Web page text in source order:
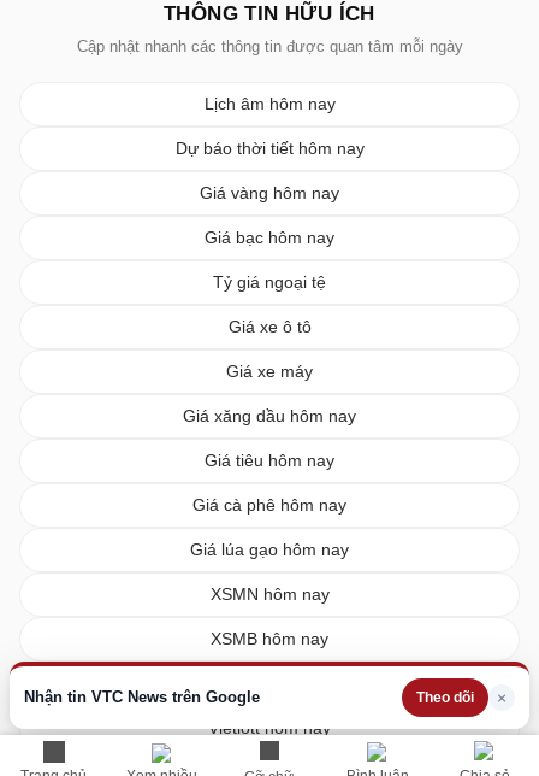
Nhận tin VTC News trên Google Theo dõi ×
THÔNG TIN HỮU ÍCH
Cập nhật nhanh các thông tin được quan tâm mỗi ngày
Lịch âm hôm nay
Dự báo thời tiết hôm nay
Giá vàng hôm nay
Giá bạc hôm nay
Tỷ giá ngoại tệ
Giá xe ô tô
Giá xe máy
Giá xăng dầu hôm nay
Giá tiêu hôm nay
Giá cà phê hôm nay
Giá lúa gạo hôm nay
XSMN hôm nay
XSMB hôm nay
Vietlott hôm nay